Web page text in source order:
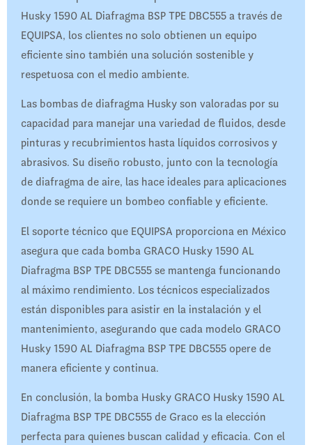
Husky 1590 AL Diafragma BSP TPE DBC555 a través de
EQUIPSA, los clientes no solo obtienen un equipo
eficiente sino también una solución sostenible y
respetuosa con el medio ambiente.
Las bombas de diafragma Husky son valoradas por su
capacidad para manejar una variedad de fluidos, desde
pinturas y recubrimientos hasta líquidos corrosivos y
abrasivos. Su diseño robusto, junto con la tecnología
de diafragma de aire, las hace ideales para aplicaciones
donde se requiere un bombeo confiable y eficiente.
El soporte técnico que EQUIPSA proporciona en México
asegura que cada bomba GRACO Husky 1590 AL
Diafragma BSP TPE DBC555 se mantenga funcionando
al máximo rendimiento. Los técnicos especializados
están disponibles para asistir en la instalación y el
mantenimiento, asegurando que cada modelo GRACO
Husky 1590 AL Diafragma BSP TPE DBC555 opere de
manera eficiente y continua.
En conclusión, la bomba Husky GRACO Husky 1590 AL
Diafragma BSP TPE DBC555 de Graco es la elección
perfecta para quienes buscan calidad y eficacia. Con el